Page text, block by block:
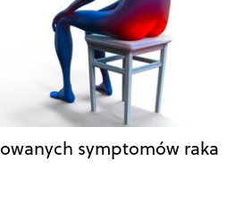
symptomów raka